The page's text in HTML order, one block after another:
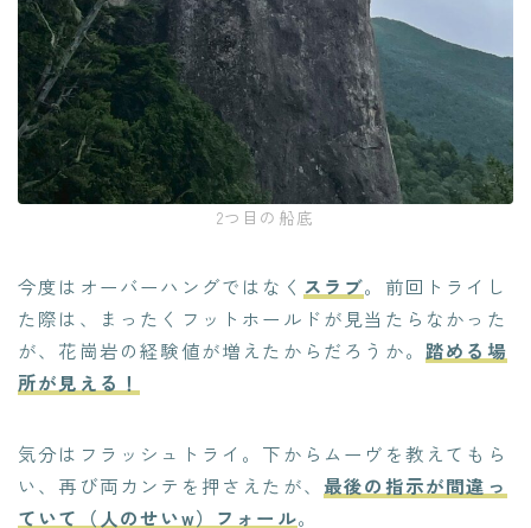
2つ目の船底
今度はオーバーハングではなく スラブ。前回トライし
た際は、まったくフットホールドが見当たらなかった
が、花崗岩の経験値が増えたからだろうか。 踏める場
所が見える！
気分はフラッシュトライ。下からムーヴを教えてもら
い、再び両カンテを押さえたが、 最後の指示が間違っ
ていて（人のせいw）フォール。